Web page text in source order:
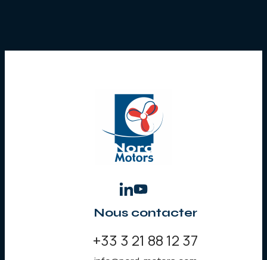
Nous contacter
+33 3 21 88 12 37